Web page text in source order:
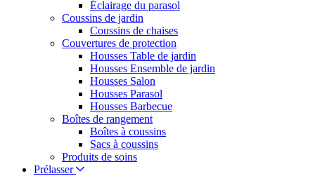
Éclairage du parasol
Coussins de jardin
Coussins de chaises
Couvertures de protection
Housses Table de jardin
Housses Ensemble de jardin
Housses Salon
Housses Parasol
Housses Barbecue
Boîtes de rangement
Boîtes à coussins
Sacs à coussins
Produits de soins
Prélasser